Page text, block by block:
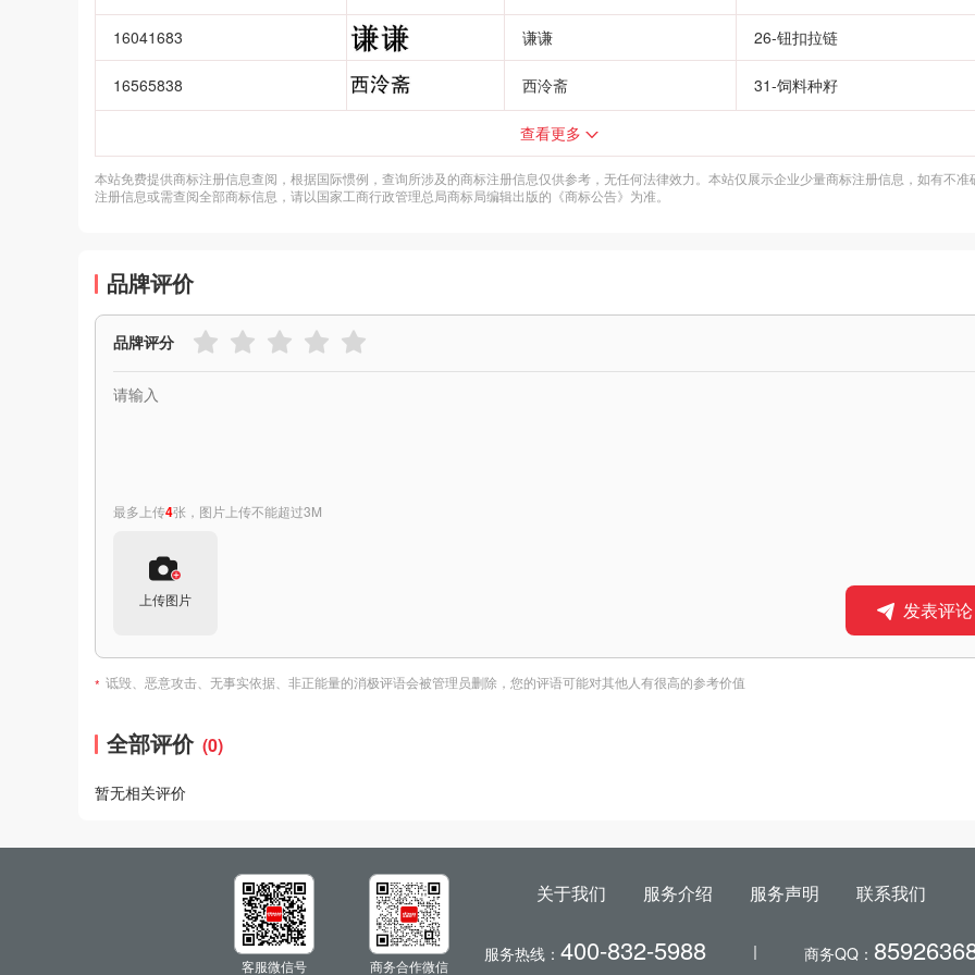
16041683 谦谦 26-钮扣拉链
16565838 西泠斋 31-饲料种籽
查看更多
本站免费提供商标注册信息查阅，根据国际惯例，查询所涉及的商标注册信息仅供参考，无任何法律效力。本站仅展示企业少量商标注册信息，如有不准
注册信息或需查阅全部商标信息，请以国家工商行政管理总局商标局编辑出版的《商标公告》为准。
品牌评价
品牌评分
最多上传4张，图片上传不能超过3M
上传图片 发表评论
* 诋毁、恶意攻击、无事实依据、非正能量的消极评语会被管理员删除，您的评语可能对其他人有很高的参考价值
全部评价 (0)
暂无相关评价
客服微信号 商务合作微信
关于我们 服务介绍 服务声明 联系我们
服务热线： 400-832-5988 商务QQ：